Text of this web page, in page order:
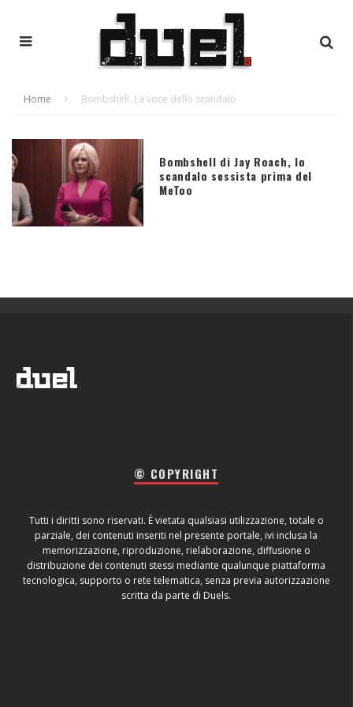
Home Bombshell. La voce dello scandalo
Bombshell di Jay Roach, lo
scandalo sessista prima del
MeToo
© COPYRIGHT
Tutti i diritti sono riservati. È vietata qualsiasi utilizzazione, totale o
parziale, dei contenuti inseriti nel presente portale, ivi inclusa la
memorizzazione, riproduzione, rielaborazione, diffusione o
distribuzione dei contenuti stessi mediante qualunque piattaforma
tecnologica, supporto o rete telematica, senza previa autorizzazione
scritta da parte di Duels.